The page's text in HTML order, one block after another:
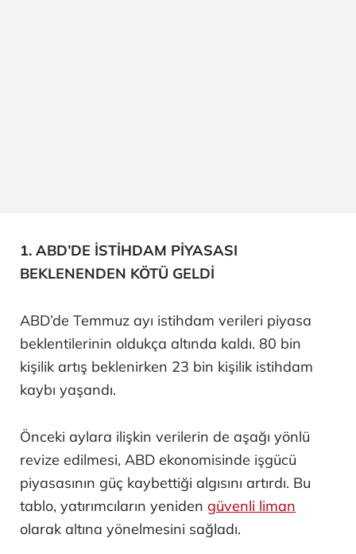
1. ABD’DE İSTİHDAM PİYASASI
BEKLENENDEN KÖTÜ GELDİ
ABD’de Temmuz ayı istihdam verileri piyasa
beklentilerinin oldukça altında kaldı. 80 bin
kişilik artış beklenirken 23 bin kişilik istihdam
kaybı yaşandı.
Önceki aylara ilişkin verilerin de aşağı yönlü
revize edilmesi, ABD ekonomisinde işgücü
piyasasının güç kaybettiği algısını artırdı. Bu
tablo, yatırımcıların yeniden güvenli liman
olarak altına yönelmesini sağladı.